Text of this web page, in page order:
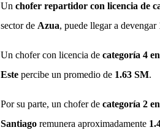
Un chofer repartidor con licencia de
sector de Azua, puede llegar a devengar
Un chofer con licencia de categoría 4
Este percibe un promedio de 1.63 SM.
Por su parte, un chofer de categoría 2
Santiago remunera aproximadamente